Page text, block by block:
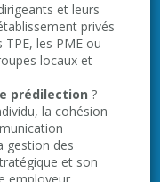
et leurs
privés
TPE, les PME ou
locaux et
prédilection ?
la cohésion
gestion des
et son